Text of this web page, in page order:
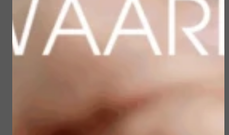
Sublime Skin Micropeel